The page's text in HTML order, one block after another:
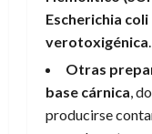
Escherichia coli
verotoxigénica.
Otras
base cárnica,
producirse